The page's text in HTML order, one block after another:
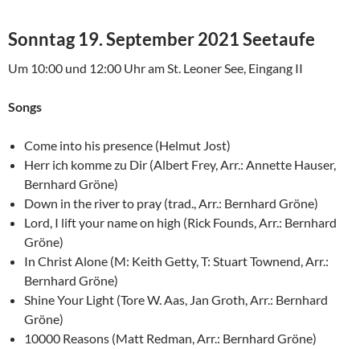
Sonntag 19. September 2021 Seetaufe
Um 10:00 und 12:00 Uhr am St. Leoner See, Eingang II
Songs
Come into his presence (Helmut Jost)
Herr ich komme zu Dir (Albert Frey, Arr.: Annette Hauser,
Bernhard Gröne)
Down in the river to pray (trad., Arr.: Bernhard Gröne)
Lord, I lift your name on high (Rick Founds, Arr.: Bernhard
Gröne)
In Christ Alone (M: Keith Getty, T: Stuart Townend, Arr.:
Bernhard Gröne)
Shine Your Light (Tore W. Aas, Jan Groth, Arr.: Bernhard
Gröne)
10000 Reasons (Matt Redman, Arr.: Bernhard Gröne)